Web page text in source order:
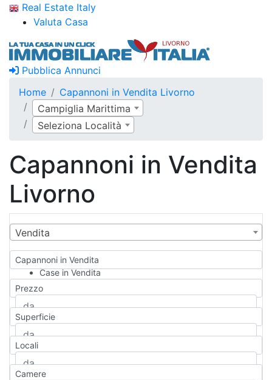
Real Estate Italy
Valuta Casa
Pubblica Annunci
Home
Capannoni in Vendita Livorno
Campiglia Marittima
Seleziona Località
Capannoni in Vendita
Livorno
Vendita
Capannoni in Vendita
Case in Vendita
Qualsiasi
Appartamento
Casa indipendente
Casa Semi-indipendente
Attico/Mansarda
Rustico/Casale
Prezzo
Superficie
Locali
Camere